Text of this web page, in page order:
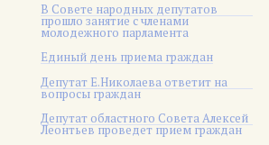
В Совете народных депутатов
прошло занятие с членами
молодежного парламента
Единый день приема граждан
Депутат Е.Николаева ответит на
вопросы граждан
Депутат областного Совета Алексей
Леонтьев проведет прием граждан